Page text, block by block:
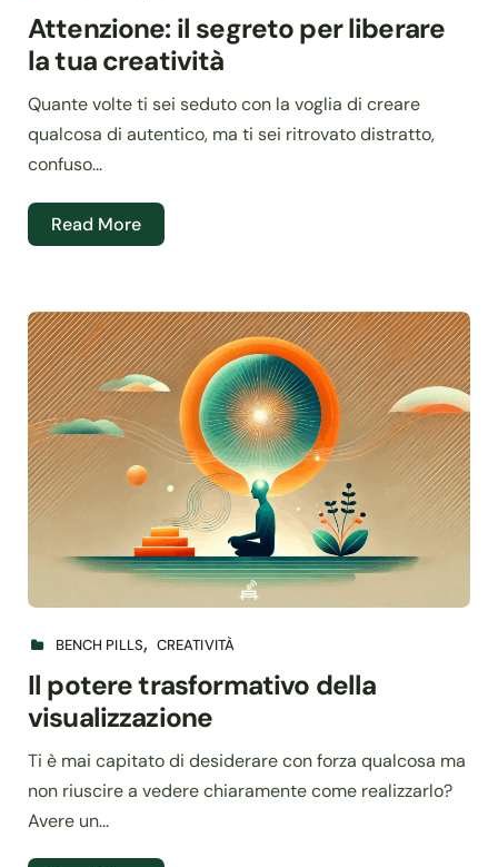
Attenzione: il segreto per liberare
la tua creatività
Quante volte ti sei seduto con la voglia di creare
qualcosa di autentico, ma ti sei ritrovato distratto,
confuso...
Read More
BENCH PILLS CREATIVITÀ
Il potere trasformativo della
visualizzazione
Ti è mai capitato di desiderare con forza qualcosa ma
non riuscire a vedere chiaramente come realizzarlo?
Avere un...